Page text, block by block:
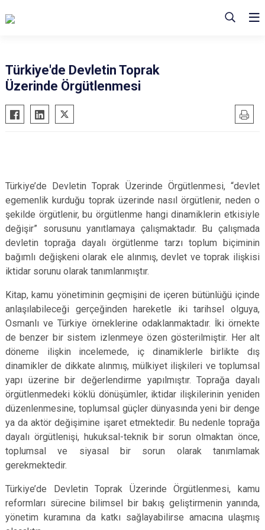
Türkiye'de Devletin Toprak
Üzerinde Örgütlenmesi
Türkiye’de Devletin Toprak Üzerinde Örgütlenmesi, “devlet
egemenlik kurduğu toprak üzerinde nasıl örgütlenir, neden o
şekilde örgütlenir, bu örgütlenme hangi dinamiklerin etkisiyle
değişir” sorusunu yanıtlamaya çalışmaktadır. Bu çalışmada
devletin toprağa dayalı örgütlenme tarzı toplum biçiminin
bağımlı değişkeni olarak ele alınmış, devlet ve toprak ilişkisi
iktidar sorunu olarak tanımlanmıştır.
Kitap, kamu yönetiminin geçmişini de içeren bütünlüğü içinde
anlaşılabileceği gerçeğinden hareketle iki tarihsel olguya,
Osmanlı ve Türkiye örneklerine odaklanmaktadır. İki örnekte
de benzer bir sistem izlenmeye özen gösterilmiştir. Her alt
döneme ilişkin incelemede, iç dinamiklerle birlikte dış
dinamikler de dikkate alınmış, mülkiyet ilişkileri ve toplumsal
yapı üzerine bir değerlendirme yapılmıştır. Toprağa dayalı
örgütlenmedeki köklü dönüşümler, iktidar ilişkilerinin yeniden
düzenlenmesine, toplumsal güçler dünyasında yeni bir denge
ya da aktör değişimine işaret etmektedir. Bu nedenle toprağa
dayalı örgütlenişi, hukuksal-teknik bir sorun olmaktan önce,
toplumsal ve siyasal bir sorun olarak tanımlamak
gerekmektedir.
Türkiye’de Devletin Toprak Üzerinde Örgütlenmesi, kamu
reformları sürecine bilimsel bir bakış geliştirmenin yanında,
yönetim kuramına da katkı sağlayabilirse amacına ulaşmış